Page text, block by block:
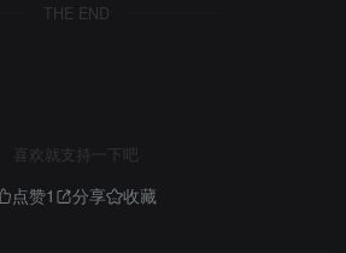
THE END
喜欢就支持一下吧
点赞1 分享 收藏